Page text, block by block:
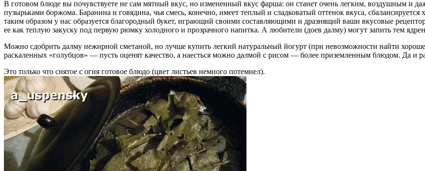
В готовом блюде вы почувствуете не сам мятный вкус, но измененный вкус фарша: он станет очень легким, воздушным и
пузырьками боржома. Баранина и говядина, чья смесь, конечно, имеет теплый и сладковатый оттенок вкуса,
таким образом у нас образуется благородный букет, играющий своими составляющими и дразнящий ваши вкусовые
ее как теплую закуску под первую рюмку холодного и прозрачного напитка. А любители (доев далму) могут запить тем
Можно сдобрить далму нежирной сметаной, но лучше купить легкий натуральный йогурт (при невозможности найти
раскаленных «голубцов» — пусть оценят качество, а наесться можно далмой с рисом — более приземленным блюдом. Да и
Это только что снятое с огня готовое блюдо (цвет листьев немного потемнел).